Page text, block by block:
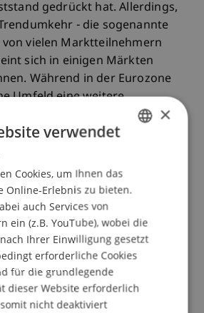
gedrückt hat. Allerdings,
- die sogenannte
vielen Marktteilnehmern
sich in einigen Märkten
Während in der Eurozone
Umfeld eine weitere
nicht ausschliessen
in den Vereinigten Staaten
der Anleihekäufe durch die FED
in bestimmten Bereichen der
der Raten erkennbar ist.
die weitreichenden Folgen, die
für die
im Allgemeinen und im
Finanzmärkte und deren
×
verwendet
Cookies, um Ihnen das
Online-Erlebnis zu bieten.
auch Services von
ein (z.B. YouTube), wobei die
Ihrer Einwilligung gesetzt
erforderliche Cookies
für die grundlegende
dieser Website erforderlich
nicht deaktiviert